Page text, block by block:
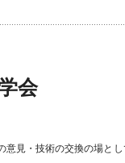
会
意見・技術の交換の場と